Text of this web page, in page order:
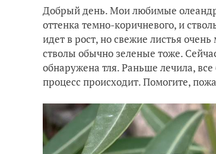
Добрый день. Мои любимые
оттенка темно-коричневого, и
идет в рост, но свежие листья
стволы обычно зеленые тоже.
обнаружена тля. Раньше лечила,
процесс происходит. Помогите,